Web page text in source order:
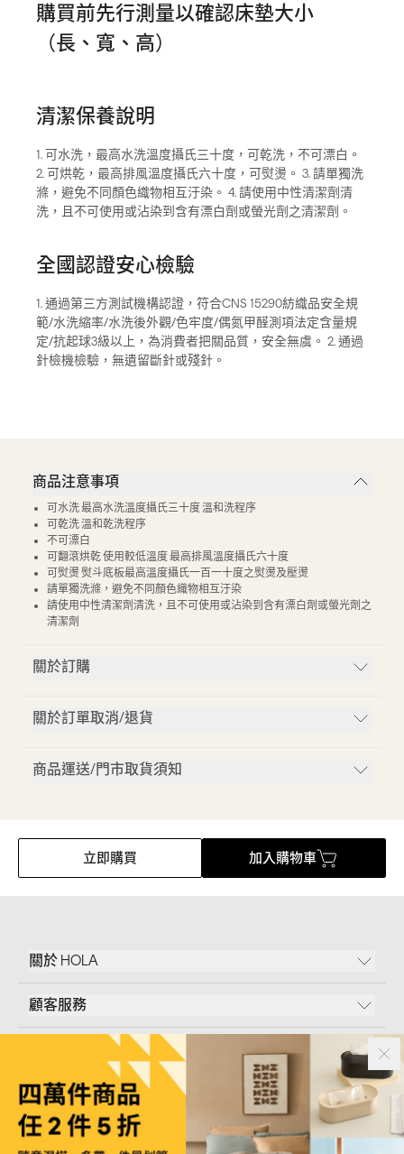
購買前先行測量以確認床墊大小
（長、寬、高）
清潔保養說明
1. 可水洗，最高水洗溫度攝氏三十度，可乾洗，不可漂白。
2. 可烘乾，最高排風溫度攝氏六十度，可熨燙。 3. 請單獨洗
滌，避免不同顏色織物相互汙染。 4. 請使用中性清潔劑清
洗，且不可使用或沾染到含有漂白劑或螢光劑之清潔劑。
全國認證安心檢驗
1. 通過第三方測試機構認證，符合CNS 15290紡織品安全規
範/水洗縮率/水洗後外觀/色牢度/偶氮甲醛測項法定含量規
定/抗起球3級以上，為消費者把關品質，安全無虞。 2. 通過
針檢機檢驗，無遺留斷針或殘針。
商品注意事項
可水洗 最高水洗溫度攝氏三十度 溫和洗程序
可乾洗 溫和乾洗程序
不可漂白
可翻滾烘乾 使用較低溫度 最高排風溫度攝氏六十度
可熨燙 熨斗底板最高溫度攝氏一百一十度之熨燙及壓燙
請單獨洗滌，避免不同顏色織物相互汙染
請使用中性清潔劑清洗，且不可使用或沾染到含有漂白劑或螢光劑之
清潔劑
關於訂購
關於訂單取消/退貨
商品運送/門市取貨須知
立即購買 加入購物車
關於 HOLA
顧客服務
Follow Us